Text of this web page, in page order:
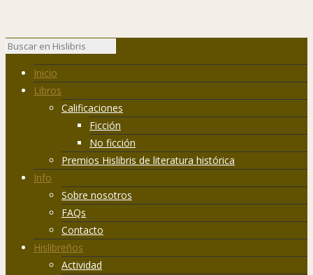
Inicio
Libros
Calificaciones
Ficción
No ficción
Premios Hislibris de literatura histórica
Info
Sobre nosotros
FAQs
Contacto
Hislibreños
Actividad